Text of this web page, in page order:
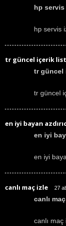
hp servis
hp servis
tr güncel içerik
tr güncel
tr güncel
en iyi bayan
en iyi
en iyi
canlı maç izle 27
canlı
canlı maç